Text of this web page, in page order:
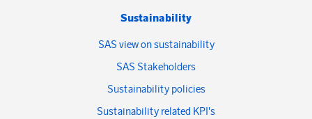
Sustainability
SAS view on sustainability
SAS Stakeholders
Sustainability policies
Sustainability related KPI's